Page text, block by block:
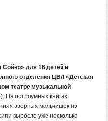
для 16 детей и
отделения ЦВЛ «Детская
театре музыкальной
На остроумных книгах
озорных мальчишек из
выросло уже несколько